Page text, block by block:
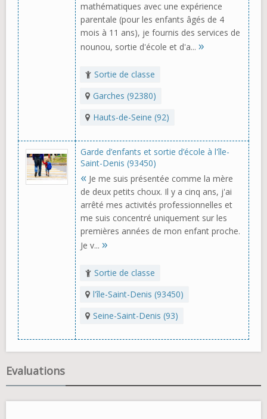
mathématiques avec une expérience
parentale (pour les enfants âgés de 4
mois à 11 ans), je fournis des services de
nounou, sortie d'école et d'a... »
Sortie de classe
Garches (92380)
Hauts-de-Seine (92)
Garde d’enfants et sortie d’école à l'île-
Saint-Denis (93450)
« Je me suis présentée comme la mère
de deux petits choux. Il y a cinq ans, j'ai
arrêté mes activités professionnelles et
me suis concentré uniquement sur les
premières années de mon enfant proche.
Je v... »
Sortie de classe
l'île-Saint-Denis (93450)
Seine-Saint-Denis (93)
Evaluations